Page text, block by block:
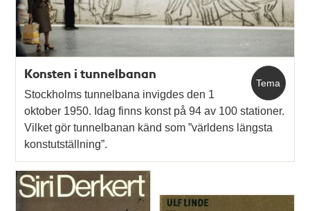
Tema
Konsten i tunnelbanan
Stockholms tunnelbana invigdes den 1
oktober 1950. Idag finns konst på 94 av 100 stationer.
Vilket gör tunnelbanan känd som ”världens längsta
konstutställning”.